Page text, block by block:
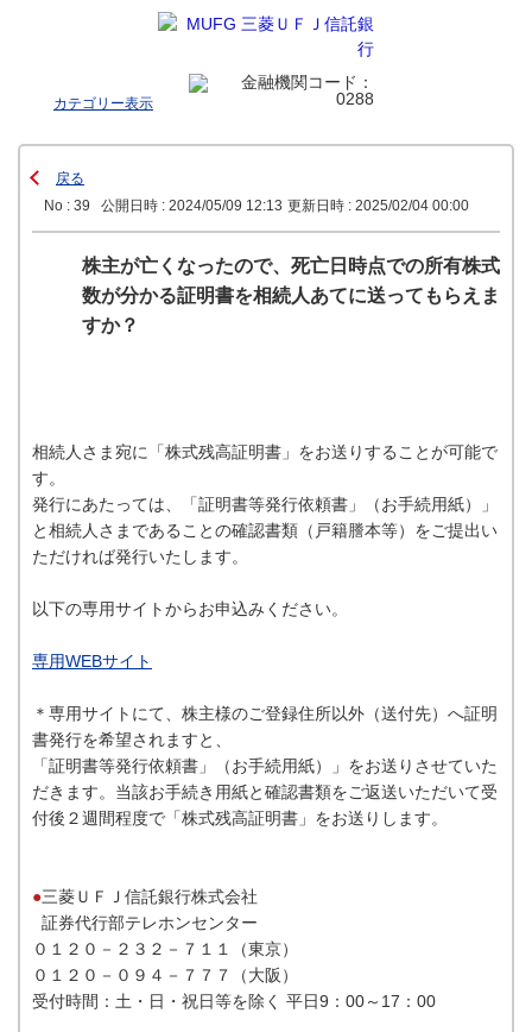
カテゴリー表示
戻る
No : 39
公開日時 : 2024/05/09 12:13 更新日時 : 2025/02/04 00:00
株主が亡くなったので、死亡日時点での所有株式
数が分かる証明書を相続人あてに送ってもらえま
すか？
相続人さま宛に「株式残高証明書」をお送りすることが可能で
す。
発行にあたっては、「証明書等発行依頼書」（お手続用紙）
」
と相続人さまであることの確認書類（戸籍謄本等）をご提出い
ただければ発行いたします。
以下の専用サイトからお申込みください。
専用WEBサイト
＊専用サイトにて、株主様のご登録住所以外（送付先）へ証明
書発行を希望されますと、
「証明書等発行依頼書」（お手続用紙）
」をお送りさせていた
だきます。当該お手続き用紙と確認書類をご返送いただいて受
付後２週間程度で「株式残高証明書」をお送りします。
●三菱ＵＦＪ信託銀行株式会社
証券代行部テレホンセンター
０１２０－２３２－７１１（東京）
０１２０－０９４－７７７（大阪）
受付時間：土・日・祝日等を除く 平日9：00～17：00